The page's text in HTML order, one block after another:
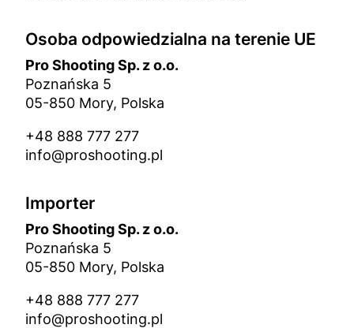
Osoba odpowiedzialna na terenie UE
Pro Shooting Sp. z o.o.
Poznańska 5
05-850 Mory, Polska
+48 888 777 277
info@proshooting.pl
Importer
Pro Shooting Sp. z o.o.
Poznańska 5
05-850 Mory, Polska
+48 888 777 277
info@proshooting.pl